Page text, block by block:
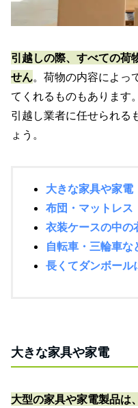
引越しの際、すべての荷
せん。荷物の内容によっ
てくれるものもあります
引越し業者に任せられる
ょう。
大きな家具や家電
布団・マットレス
衣装ケースの中の
自転車・三輪車な
長くてダンボール
大きな家具や家電
大型の家具や家電製品は